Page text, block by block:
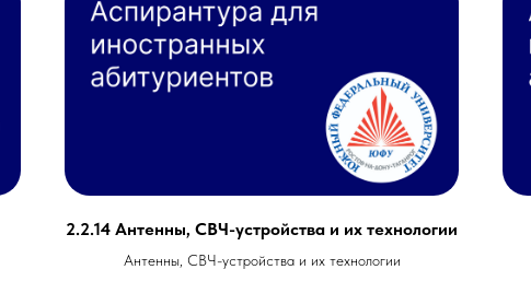
2.2.14 Антенны, СВЧ-устройства и их технологии
Антенны, СВЧ-устройства и их технологии